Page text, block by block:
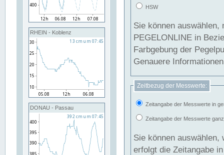
RHEIN - Koblenz
DONAU - Passau
HSW
Sie können
PEGELONLINE in Beziehung
Farbgebung der
Genauere
Zeitbezug der Messwerte:
Zeitangabe der Messwerte in
Zeitangabe der Messwerte
Sie können auswählen,
erfolgt die Zeitangabe